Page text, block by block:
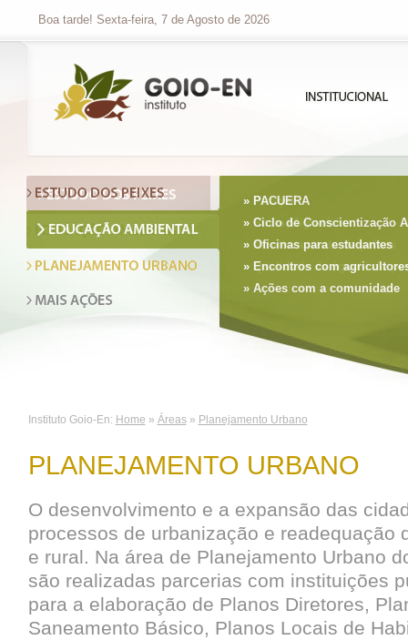
Boa tarde! Sexta-feira, 7 de Agosto de 2026
» Piraqué
» Rotas Migratórias
» Monitoramento de peixes
» Qualidade da água e do
» PACUERA
» Ciclo de Conscientização
» Oficinas para estudantes
» Encontros com
» Ações com a comunidade
Instituto Goio-En: Home » Áreas» Planejamento Urbano
PLANEJAMENTO URBANO
O desenvolvimento e a expansão das
processos de urbanização e readequação
e rural. Na área de Planejamento Urbano
são realizadas parcerias com instituições
para a elaboração de Planos Diretores,
Saneamento Básico, Planos Locais de